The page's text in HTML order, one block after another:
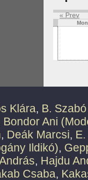
« Prev
Klára, B.
Bondor Ani
, Deák Marcsi,
Ildikó),
, Hajdu
Csaba,